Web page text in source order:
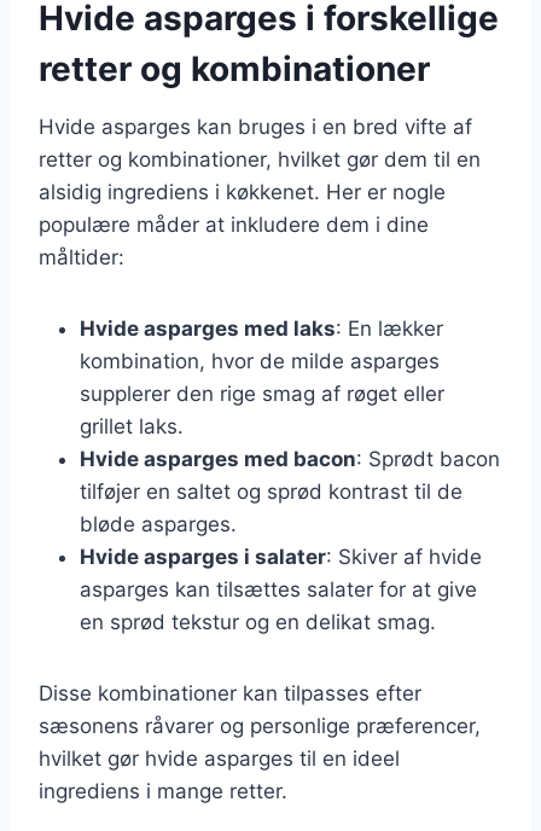
Hvide asparges i forskellige
retter og kombinationer
Hvide asparges kan bruges i en bred vifte af
retter og kombinationer, hvilket gør dem til en
alsidig ingrediens i køkkenet. Her er nogle
populære måder at inkludere dem i dine
måltider:
Hvide asparges med laks: En lækker
kombination, hvor de milde asparges
supplerer den rige smag af røget eller
grillet laks.
Hvide asparges med bacon: Sprødt bacon
tilføjer en saltet og sprød kontrast til de
bløde asparges.
Hvide asparges i salater: Skiver af hvide
asparges kan tilsættes salater for at give
en sprød tekstur og en delikat smag.
Disse kombinationer kan tilpasses efter
sæsonens råvarer og personlige præferencer,
hvilket gør hvide asparges til en ideel
ingrediens i mange retter.